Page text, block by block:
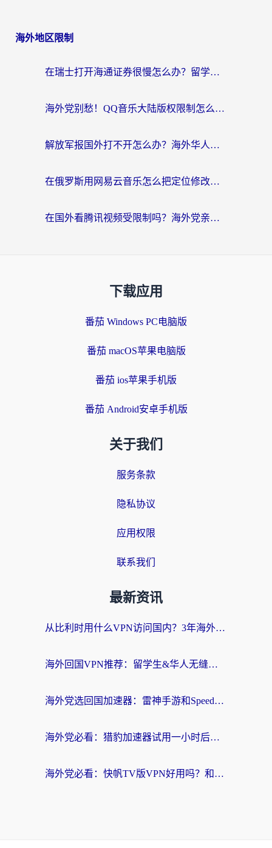
海外地区限制
在瑞士打开海通证券很慢怎么办？留学生&海外华人的回国加速全攻略
海外党别愁！QQ音乐大陆版权限制怎么破？附咪咕视频、B站地区限制解除全攻略
解放军报国外打不开怎么办？海外华人必备回国加速指南，看奥运拳击、听酷狗音乐全搞定
在俄罗斯用网易云音乐怎么把定位修改到中国国内？海外党听歌自由的钥匙找到了
在国外看腾讯视频受限制吗？海外党亲测有效的回国加速器选择指南
下载应用
番茄 Windows PC电脑版
番茄 macOS苹果电脑版
番茄 ios苹果手机版
番茄 Android安卓手机版
关于我们
服务条款
隐私协议
应用权限
联系我们
最新资讯
从比利时用什么VPN访问国内？3年海外党亲测有效的无缝回国上网指南
海外回国VPN推荐：留学生&华人无缝访问国内资源的实用指南
海外党选回国加速器：雷神手游和SpeedCN哪个好？附避坑指南
海外党必看：猎豹加速器试用一小时后，我终于找到无缝访问国内资源的正确姿势
海外党必看：快帆TV版VPN好用吗？和畅游VPN对比哪个回国效果更好？附实用选择指南